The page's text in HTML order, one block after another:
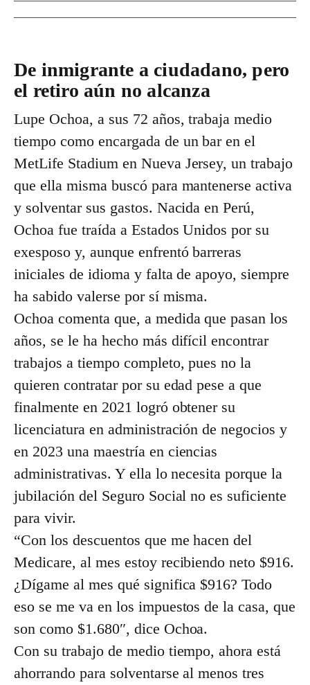
De inmigrante a ciudadano, pero
el retiro aún no alcanza
Lupe Ochoa, a sus 72 años, trabaja medio
tiempo como encargada de un bar en el
MetLife Stadium en Nueva Jersey, un trabajo
que ella misma buscó para mantenerse activa
y solventar sus gastos. Nacida en Perú,
Ochoa fue traída a Estados Unidos por su
exesposo y, aunque enfrentó barreras
iniciales de idioma y falta de apoyo, siempre
ha sabido valerse por sí misma.
Ochoa comenta que, a medida que pasan los
años, se le ha hecho más difícil encontrar
trabajos a tiempo completo, pues no la
quieren contratar por su edad pese a que
finalmente en 2021 logró obtener su
licenciatura en administración de negocios y
en 2023 una maestría en ciencias
administrativas. Y ella lo necesita porque la
jubilación del Seguro Social no es suficiente
para vivir.
“Con los descuentos que me hacen del
Medicare, al mes estoy recibiendo neto $916.
¿Dígame al mes qué significa $916? Todo
eso se me va en los impuestos de la casa, que
son como $1.680″, dice Ochoa.
Con su trabajo de medio tiempo, ahora está
ahorrando para solventarse al menos tres